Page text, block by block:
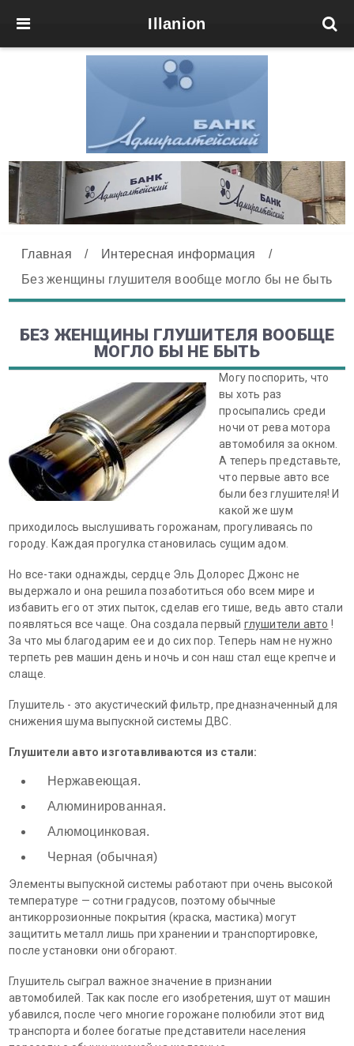
Illanion
Главная / Интересная информация
/
Без женщины глушителя вообще могло бы не быть
БЕЗ ЖЕНЩИНЫ ГЛУШИТЕЛЯ ВООБЩЕ
МОГЛО БЫ НЕ БЫТЬ
Могу поспорить, что
вы хоть раз
просыпались среди
ночи от рева мотора
автомобиля за окном.
А теперь представьте,
что первые авто все
были без глушителя! И
какой же шум
приходилось выслушивать горожанам, прогуливаясь по
городу. Каждая прогулка становилась сущим адом.
Но все-таки однажды, сердце Эль Долорес Джонс не
выдержало и она решила позаботиться обо всем мире и
избавить его от этих пыток, сделав его тише, ведь авто стали
появляться все чаще. Она создала первый глушители авто !
За что мы благодарим ее и до сих пор. Теперь нам не нужно
терпеть рев машин день и ночь и сон наш стал еще крепче и
слаще.
Глушитель - это акустический фильтр, предназначенный для
снижения шума выпускной системы ДВС.
Глушители авто изготавливаются из стали:
Нержавеющая.
Алюминированная.
Алюмоцинковая.
Черная (обычная)
Элементы выпускной системы работают при очень высокой
температуре — сотни градусов, поэтому обычные
антикоррозионные покрытия (краска, мастика) могут
защитить металл лишь при хранении и транспортировке,
после установки они обгорают.
Глушитель сыграл важное значение в признании
автомобилей. Так как после его изобретения, шут от машин
убавился, после чего многие горожане полюбили этот вид
транспорта и более богатые представители населения